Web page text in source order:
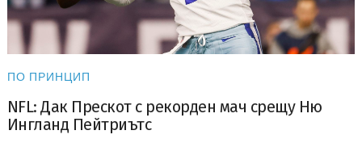
ПО ПРИНЦИП
NFL: Дак Прескот с рекорден мач срещу Ню
Ингланд Пейтриътс